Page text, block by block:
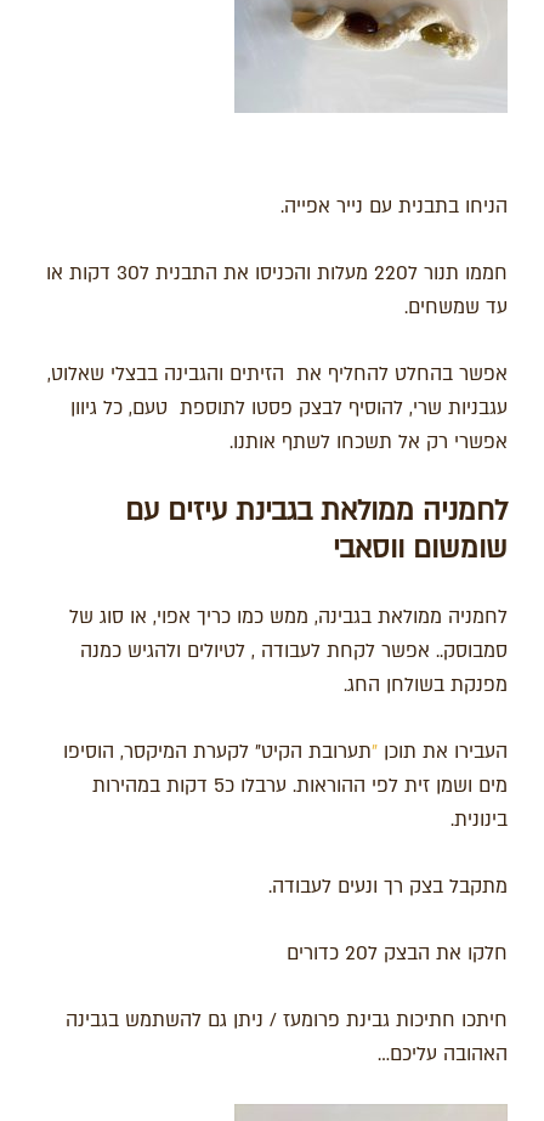
הניחו בתבנית עם נייר אפייה.
חממו תנור ל220 מעלות והכניסו את התבנית ל30 דקות או
עד שמשחים.
אפשר בהחלט להחליף את הזיתים והגבינה בבצלי שאלוט,
עגבניות שרי, להוסיף לבצק פסטו לתוספת טעם, כל גיוון
אפשרי רק אל תשכחו לשתף אותנו.
לחמניה ממולאת בגבינת עיזים עם
שומשום ווסאבי
לחמניה ממולאת בגבינה, ממש כמו כריך אפוי, או סוג של
סמבוסק.. אפשר לקחת לעבודה , לטיולים ולהגיש כמנה
מפנקת בשולחן החג.
העבירו את תוכן "תערובת הקיט" לקערת המיקסר, הוסיפו
מים ושמן זית לפי ההוראות. ערבלו כ5 דקות במהירות
בינונית.
מתקבל בצק רך ונעים לעבודה.
חלקו את הבצק ל20 כדורים
חיתכו חתיכות גבינת פרומעז / ניתן גם להשתמש בגבינה
האהובה עליכם…